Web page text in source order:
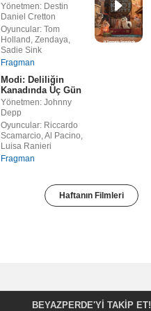
Yönetmen: Destin
Daniel Cretton
Oyuncular: Tom
Holland, Zendaya,
Sadie Sink
Fragman
Modi: Deliliğin
Kanadında Üç Gün
Yönetmen: Johnny
Depp
Oyuncular: Riccardo
Scamarcio, Al Pacino,
Luisa Ranieri
Fragman
Haftanın Filmleri
BEYAZPERDE'YI TAKIP ET!